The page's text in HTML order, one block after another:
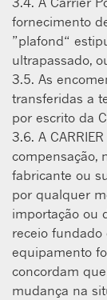
fornecimento
”plafond“
ultrapassado,
3.5. As
transferidas a
por escrito da
3.6. A
compensação,
fabricante ou
por qualquer
importação ou
receio fundado
equipamento
concordam
mudança na